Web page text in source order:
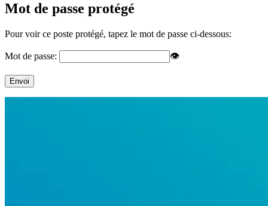
Mot de passe protégé
Pour voir ce poste protégé, tapez le mot de passe ci-dessous:
Mot de passe: 👁
Envoi